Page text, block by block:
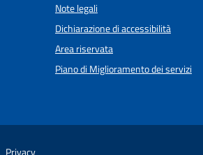
Note legali
Dichiarazione di accessibilità
Area riservata
Piano di Miglioramento dei servizi